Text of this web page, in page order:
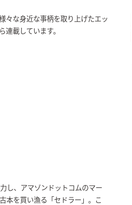
々な身近な事柄を取り上げたエッ
載しています。
し、アマゾンドットコムのマー
を買い漁る「セドラー」。こ